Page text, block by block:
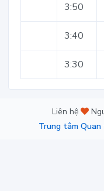
3:50
3:40
3:30
Liên hệ
Trung tâm